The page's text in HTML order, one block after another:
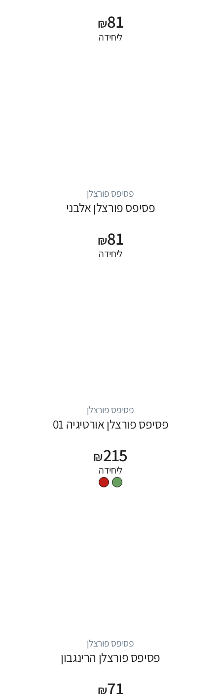
₪81
ליחידה
פסיפס פורצלן
פסיפס פורצלן אלבני
₪81
ליחידה
פסיפס פורצלן
פסיפס פורצלן אורטיגיה 01
₪215
ליחידה
פסיפס פורצלן
פסיפס פורצלן הרינגבון
₪71